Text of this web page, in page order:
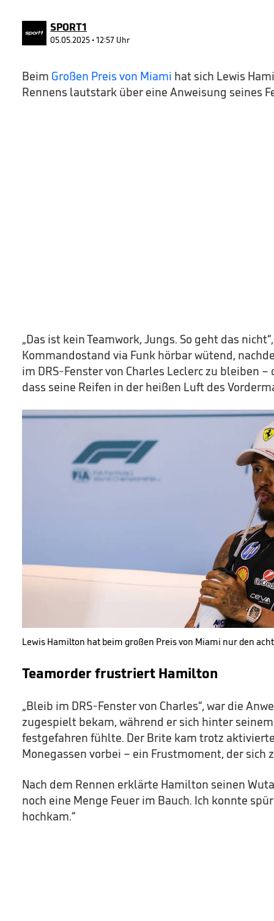
SPORT1
05.05.2025 • 12:57 Uhr
Beim Großen Preis von Miami hat sich Lewis
Rennens lautstark über eine Anweisung seines
„Das ist kein Teamwork, Jungs. So geht das
Kommandostand via Funk hörbar wütend,
im DRS-Fenster von Charles Leclerc zu bleiben
dass seine Reifen in der heißen Luft des
Lewis Hamilton hat beim großen Preis von Miami nur den
Teamorder frustriert Hamilton
„Bleib im DRS-Fenster von Charles“, war die
zugespielt bekam, während er sich hinter
festgefahren fühlte. Der Brite kam trotz
Monegassen vorbei – ein Frustmoment, der sich
Nach dem Rennen erklärte Hamilton seinen
noch eine Menge Feuer im Bauch. Ich konnte
hochkam.“